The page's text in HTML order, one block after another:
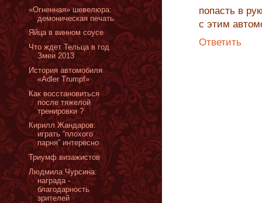
попасть в
с этим
Ответить
«Огненная» шевелюра:
демоническая печать
Яйца в винном соусе
Что ждет Тельца в год
Змеи 2013
История автомобиля
«Adler Trumpf»
Как восстановиться
после тяжелой
тренировки ?
Кирилл Жандаров:
играть “плохого
парня” интересно
Триумф визажистов
Людмила Чурсина:
награда -
благодарность
зрителей